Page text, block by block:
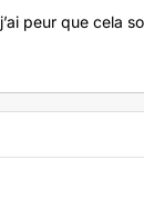
peur que cela